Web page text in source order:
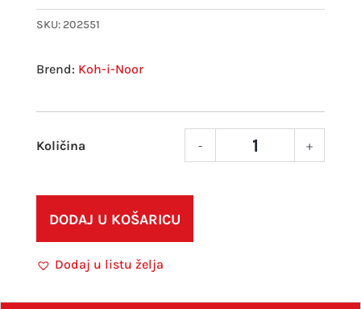
SKU: 202551
Koh-i-Noor
- +
DODAJ U KOŠARICU
Dodaj u listu želja